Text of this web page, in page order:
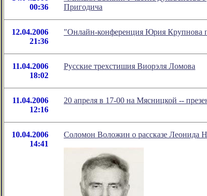
00:36
Пригодича
12.04.2006
21:36
"Онлайн-конференция Юрия Крупнова
11.04.2006
18:02
Русские трехстишия Виорэля Ломова
11.04.2006
12:16
20 апреля в 17-00 на Мясницкой --
10.04.2006
14:41
Соломон Воложин о рассказе Леонида